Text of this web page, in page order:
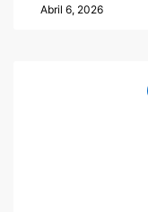
Abril 6, 2026